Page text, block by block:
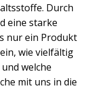
Durch
eine starke
nur ein Produkt
wie vielfältig
welche
mit uns in die